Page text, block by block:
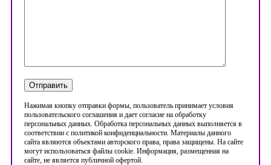
Нажимая кнопку отправки формы, пользователь принимает условия
пользовательского соглашения и дает согласие на обработку
персональных данных. Обработка персональных данных выполняется в
соответствии с политикой конфиденциальности. Материалы данного
сайта являются объектами авторского права, права защищены. На сайте
могут использоваться файлы cookie. Информация, размещенная на
сайте, не является публичной офертой.